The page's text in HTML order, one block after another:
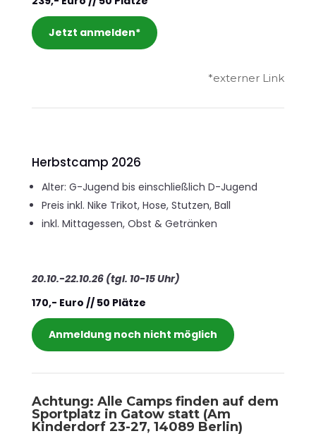
Jetzt anmelden*
*externer Link
Herbstcamp 2026
Alter: G-Jugend bis einschließlich D-Jugend
Preis inkl. Nike Trikot, Hose, Stutzen, Ball
inkl. Mittagessen, Obst & Getränken
20.10.-22.10.26 (tgl. 10-15 Uhr)
170,- Euro // 50 Plätze
Anmeldung noch nicht möglich
Achtung: Alle Camps finden auf dem
Sportplatz in Gatow statt (Am
Kinderdorf 23-27, 14089 Berlin)